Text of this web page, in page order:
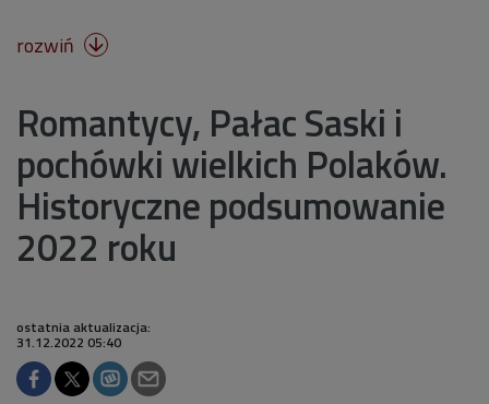
rozwiń 
Romantycy, Pałac Saski i
pochówki wielkich Polaków.
Historyczne podsumowanie
2022 roku
ostatnia aktualizacja:
31.12.2022 05:40